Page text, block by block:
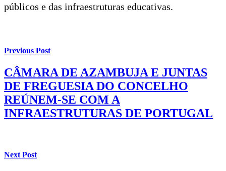
públicos e das infraestruturas educativas.
Previous Post
CÂMARA DE AZAMBUJA E JUNTAS
DE FREGUESIA DO CONCELHO
REÚNEM-SE COM A
INFRAESTRUTURAS DE PORTUGAL
Next Post